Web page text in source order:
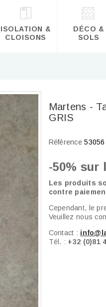
ISOLATION &
CLOISONS
DÉCO &
SOLS
Martens -
GRIS
Référence 53056
-50% sur
Les produits
contre
Cependant, le
Veuillez nous
Contact :
Tél. : +32 (0)81